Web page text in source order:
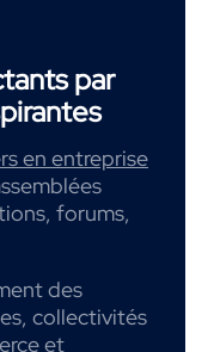
par
en entreprise
forums,
des
collectivités
et